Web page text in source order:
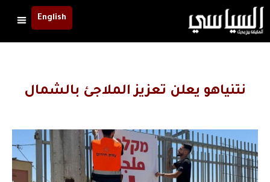
English
نتنياهو يعلن تعزيز الملاجئ بالشمال